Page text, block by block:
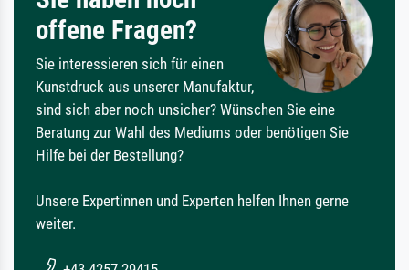
offene Fragen?
Sie interessieren sich für einen
Kunstdruck aus unserer Manufaktur,
sind sich aber noch unsicher? Wünschen Sie eine
Beratung zur Wahl des Mediums oder benötigen Sie
Hilfe bei der Bestellung?
Unsere Expertinnen und Experten helfen Ihnen gerne
weiter.